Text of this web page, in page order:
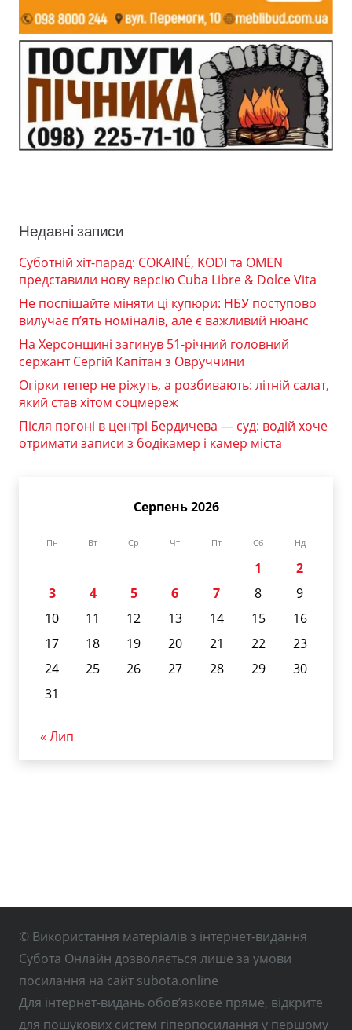
Недавні записи
Суботній хіт-парад: COKAINÉ, KODI та OMEN
представили нову версію Cuba Libre & Dolce Vita
Не поспішайте міняти ці купюри: НБУ поступово
вилучає п’ять номіналів, але є важливий нюанс
На Херсонщині загинув 51-річний головний
сержант Сергій Капітан з Овруччини
Огірки тепер не ріжуть, а розбивають: літній салат,
який став хітом соцмереж
Після погоні в центрі Бердичева — суд: водій хоче
отримати записи з бодікамер і камер міста
Серпень 2026
Пн Вт Ср Чт Пт Сб Нд
1
2
3
4 5 6 7 8
9
10
11 12 13 14 15
16
17
18 19 20 21 22
23
24
25 26 27 28 29
30
31
« Лип
© Використання матеріалів з інтернет-видання
Субота Онлайн дозволяється лише за умови
посилання на сайт subota.online
Для інтернет-видань обов’язкове пряме, відкрите
для пошукових систем гіперпосилання у першому